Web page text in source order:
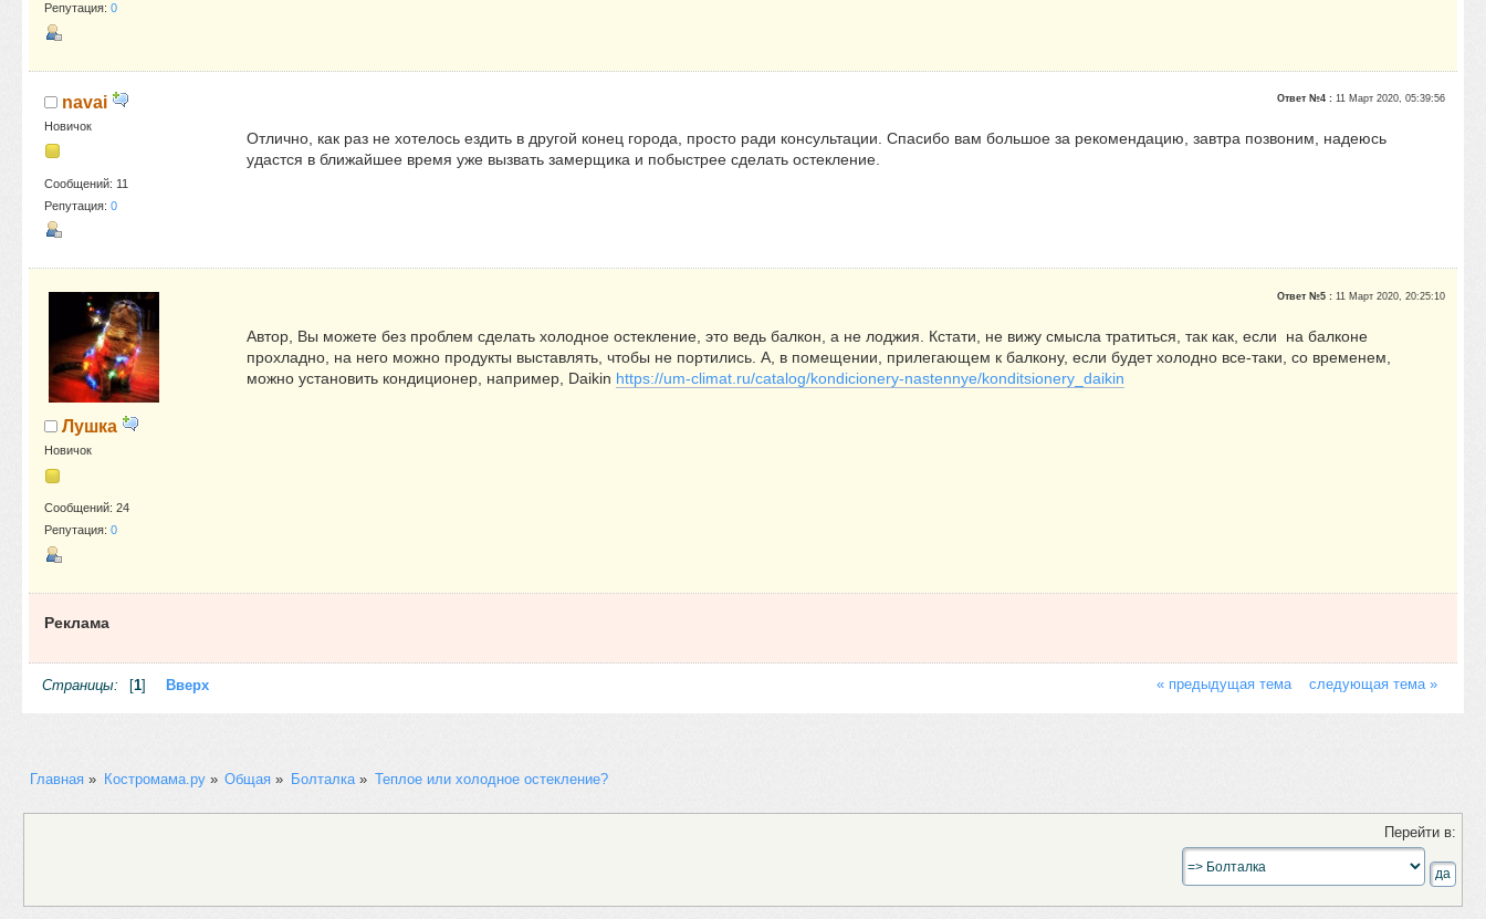
Репутация: 0
navai
Новичок
Сообщений: 11
Репутация: 0
Ответ №4 :11 Март 2020, 05:39:56
Отлично, как раз не хотелось ездить в другой конец города, просто ради консультации. Спасибо вам большое за рекомендацию, завтра позвоним, надеюсь
удастся в ближайшее время уже вызвать замерщика и побыстрее сделать остекление.
Лушка
Новичок
Сообщений: 24
Репутация: 0
Ответ №5 :11 Март 2020, 20:25:10
Автор, Вы можете без проблем сделать холодное остекление, это ведь балкон, а не лоджия. Кстати, не вижу смысла тратиться, так как, если на балконе
прохладно, на него можно продукты выставлять, чтобы не портились. А, в помещении, прилегающем к балкону, если будет холодно все-таки, со временем,
можно установить кондиционер, например, Daikin https://um-climat.ru/catalog/kondicionery-nastennye/konditsionery_daikin
Реклама
« предыдущая тема следующая тема »
Страницы: 1 Вверх
Главная » Костромама.ру» Общая » Болталка» Теплое или холодное остекление?
Перейти в: